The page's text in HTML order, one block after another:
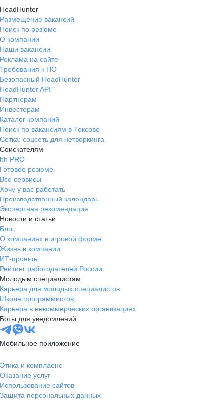
HeadHunter
Размещение вакансий
Поиск по резюме
О компании
Наши вакансии
Реклама на сайте
Требования к ПО
Безопасный HeadHunter
HeadHunter API
Партнерам
Инвесторам
Каталог компаний
Поиск по вакансиям в Токсове
Сетка: соцсеть для нетворкинга
Соискателям
hh PRO
Готовое резюме
Все сервисы
Хочу у вас работать
Производственный календарь
Экспертная рекомендация
Новости и статьи
Блог
О компаниях в игровой форме
Жизнь в компании
ИТ-проекты
Рейтинг работодателей России
Молодым специалистам
Карьера для молодых специалистов
Школа программистов
Карьера в некоммерческих организациях
Боты для уведомлений
Мобильное приложение
Этика и комплаенс
Оказание услуг
Использование сайтов
Защита персональных данных